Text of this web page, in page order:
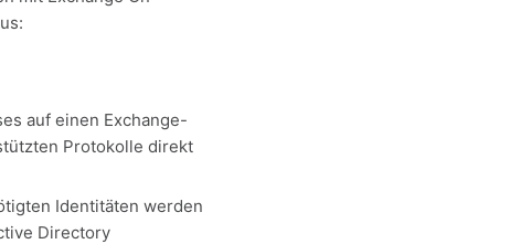
auf einen Exchange-
Protokolle direkt
Identitäten werden
Directory